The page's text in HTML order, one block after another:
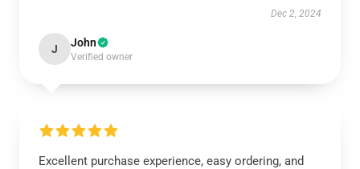
Dec 2, 2024
J John
Verified owner
Excellent purchase experience, easy ordering, and